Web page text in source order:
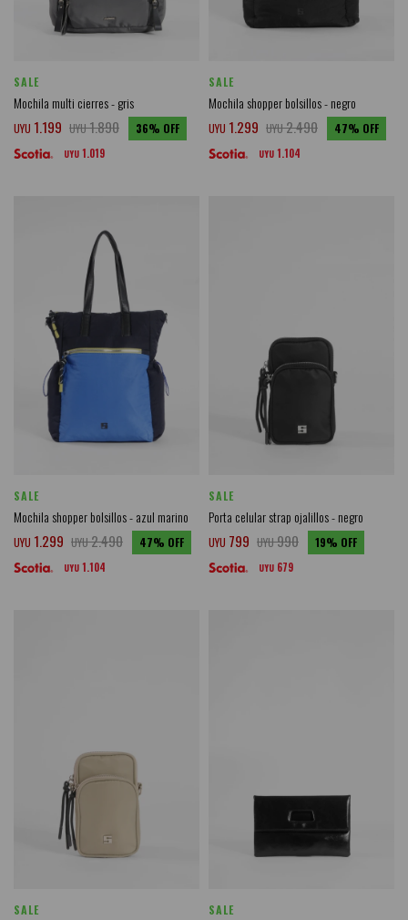
SALE
Mochila multi cierres - gris
UYU 1.199 UYU1.890 36
UYU 1.019
SALE
Mochila shopper bolsillos - negro
UYU 1.299 UYU2.490 47
UYU 1.104
SALE
Mochila shopper bolsillos - azul marino
UYU 1.299 UYU2.490 47
UYU 1.104
SALE
Porta celular strap ojalillos - negro
UYU 799 UYU990 19
UYU 679
SALE SALE